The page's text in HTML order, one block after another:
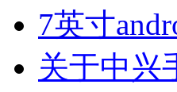
7英寸
关于中兴